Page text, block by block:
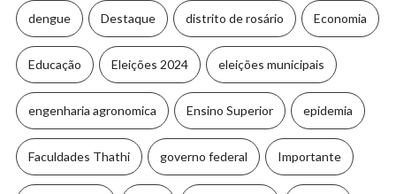
dengue Destaque distrito de rosário Economia
Educação Eleições 2024 eleições municipais
engenharia agronomica Ensino Superior epidemia
Faculdades Thathi governo federal Importante